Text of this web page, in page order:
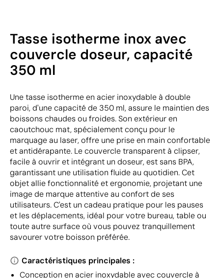
Tasse isotherme inox avec
couvercle doseur, capacité
350 ml
Une tasse isotherme en acier inoxydable à double
paroi, d'une capacité de 350 ml, assure le maintien des
boissons chaudes ou froides. Son extérieur en
caoutchouc mat, spécialement conçu pour le
marquage au laser, offre une prise en main confortable
et antidérapante. Le couvercle transparent à clipser,
facile à ouvrir et intégrant un doseur, est sans BPA,
garantissant une utilisation fluide au quotidien. Cet
objet allie fonctionnalité et ergonomie, projetant une
image de marque attentive au confort de ses
utilisateurs. C'est un cadeau pratique pour les pauses
et les déplacements, idéal pour votre bureau, table ou
toute autre surface où vous pouvez tranquillement
savourer votre boisson préférée.
Caractéristiques principales :
Conception en acier inoxydable avec couvercle à